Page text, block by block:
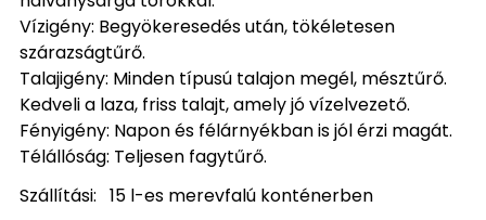
Vízigény: Begyökeresedés után, tökéletesen
szárazságtűrő.
Talajigény: Minden típusú talajon megél, mésztűrő.
Kedveli a laza, friss talajt, amely jó vízelvezető.
Fényigény: Napon és félárnyékban is jól érzi magát.
Télállóság: Teljesen fagytűrő.
Szállítási: 15 l-es merevfalú konténerben